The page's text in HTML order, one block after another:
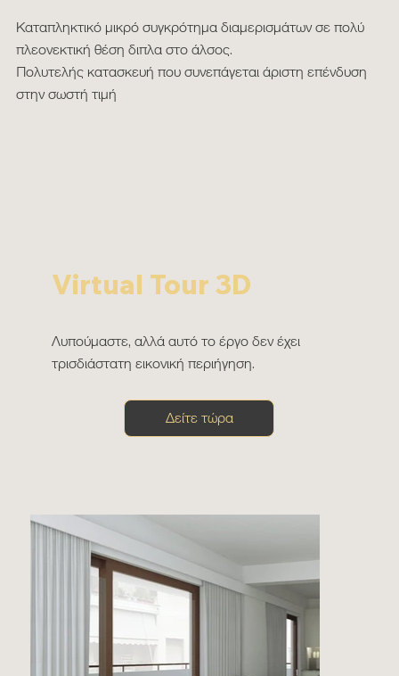
Καταπληκτικό μικρό συγκρότημα διαμερισμάτων σε πολύ
πλεονεκτική θέση διπλα στο άλσος.
Πολυτελής κατασκευή που συνεπάγεται άριστη επένδυση
στην σωστή τιμή
Virtual Tour 3D
Λυπούμαστε, αλλά αυτό το έργο δεν έχει
τρισδιάστατη εικονική περιήγηση.
Δείτε τώρα